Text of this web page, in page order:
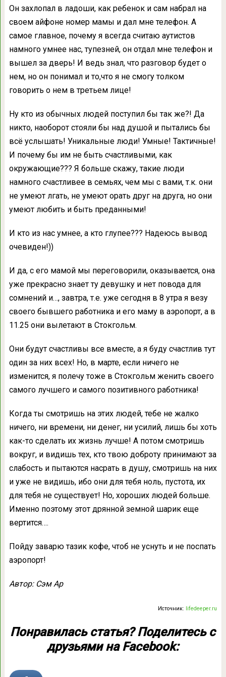
Он захлопал в ладоши, как ребенок и сам набрал на
своем айфоне номер мамы и дал мне телефон. А
самое главное, почему я всегда считаю аутистов
намного умнее нас, тупезней, он отдал мне телефон и
вышел за дверь! И ведь знал, что разговор будет о
нем, но он понимал и то,что я не смогу толком
говорить о нем в третьем лице!
Ну кто из обычных людей поступил бы так же?! Да
никто, наоборот стояли бы над душой и пытались бы
всё услышать! Уникальные люди! Умные! Тактичные!
И почему бы им не быть счастливыми, как
окружающие??? Я больше скажу, такие люди
намного счастливее в семьях, чем мы с вами, т.к. они
не умеют лгать, не умеют орать друг на друга, но они
умеют любить и быть преданными!
И кто из нас умнее, а кто глупее??? Надеюсь вывод
очевиден!))
И да, с его мамой мы переговорили, оказывается, она
уже прекрасно знает ту девушку и нет повода для
сомнений и…, завтра, т.е. уже сегодня в 8 утра я везу
своего бывшего работника и его маму в аэропорт, а в
11.25 они вылетают в Стокгольм.
Они будут счастливы все вместе, а я буду счастлив тут
один за них всех! Но, в марте, если ничего не
изменится, я полечу тоже в Стокгольм женить своего
самого лучшего и самого позитивного работника!
Когда ты смотришь на этих людей, тебе не жалко
ничего, ни времени, ни денег, ни усилий, лишь бы хоть
как-то сделать их жизнь лучше! А потом смотришь
вокруг, и видишь тех, кто твою доброту принимают за
слабость и пытаются насрать в душу, смотришь на них
и уже не видишь, ибо они для тебя ноль, пустота, их
для тебя не существует! Но, хороших людей больше.
Именно поэтому этот дрянной земной шарик еще
вертится….
Пойду заварю тазик кофе, чтоб не уснуть и не поспать
аэропорт!
Автор: Сэм Ар
Источник: lifedeeper.ru
Понравилась статья? Поделитесь с
друзьями на Facebook: